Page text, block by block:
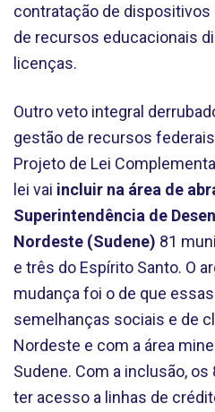
contratação de
de recursos educacionais
licenças.
Outro veto integral
gestão de recursos
Projeto de Lei
lei vai incluir na área de
Superintendência de
Nordeste (Sudene) 81
e três do Espírito Santo. O
mudança foi o de que
semelhanças sociais e de
Nordeste e com a área
Sudene. Com a inclusão,
ter acesso a linhas de